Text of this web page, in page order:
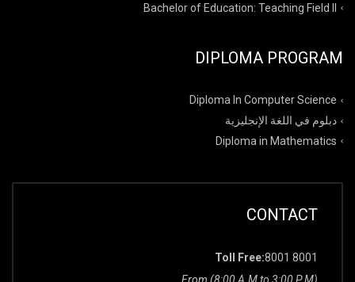
Bachelor of Education: Teaching Field II
DIPLOMA PROGRAM
Diploma In Computer Science
دبلوم في اللغة الإنجليزية
Diploma in Mathematics
CONTACT
Toll Free:8001 8001